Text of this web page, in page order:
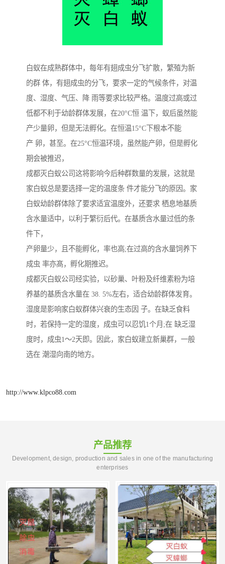
白蚁在成熟群体中，每年有翅成虫分飞扩散，繁殖为新
的群 体，有翅成虫的分飞，要求一定的气候条件，对温
度、湿度、气压、降 雨等要求比较严格。温度过高或过
低都不利于幼龄群体发展，在20°C恒 温下，蚁后虽然能
产少量卵，但是无法孵化。在恒温15°C下根本不能
产 卵，甚至。在25°C恒温环境，虽然能产卵，但是孵化
期会被推迟，
成都灭白蚁公司这将影响今后种群数量的发展，这就是
家白蚁总是要选择一定的温度条 件才能分飞的原因。家
白蚁幼龄群体除了要求适宜温度外，还要求 栖息地基质
含水量适中，以利于繁衍后代。在基质含水量过低的条
件下，
产卵量少，且不能孵化，率也高;在过高的含水量饲养下
成虫 率亦髙，孵化期推迟。
成都灭白蚁公司经实验，以砂巢、叶粉及纤维素粉为培
养基的基质含水量在 38. 5%左右，适合幼龄群体发育。
湿度是影响家白蚁群体兴衰的生态因 子。在缺乏食料
时，若保持一定的湿度，成虫可以忍饥1个月;在 缺乏湿
度时，成虫1～2天即。因此，家白蚁建立新巢群，一般
选在 潮湿向南的地方。
http://www.klpco88.com
产品推荐
Development, design, production and sales in one of the manufacturing
enterprises